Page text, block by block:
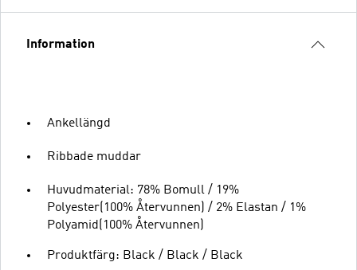
Information
Ankellängd
Ribbade muddar
Huvudmaterial: 78% Bomull / 19%
Polyester(100% Återvunnen) / 2% Elastan / 1%
Polyamid(100% Återvunnen)
Produktfärg: Black / Black / Black